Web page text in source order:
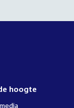
hoogte